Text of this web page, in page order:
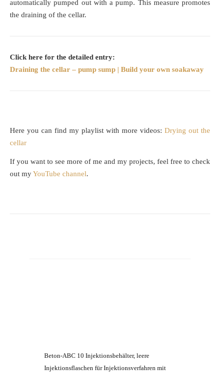
automatically pumped out with a pump. This measure promotes
the draining of the cellar.
Click here for the detailed entry:
Draining the cellar – pump sump | Build your own soakaway
Here you can find my playlist with more videos: Drying out the
cellar
If you want to see more of me and my projects, feel free to check
out myYouTube channel.
Beton-ABC 10 Injektionsbehälter, leere
Injektionsflaschen für Injektionsverfahren mit